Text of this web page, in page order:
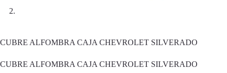
CUBRE ALFOMBRA CAJA CHEVROLET SILVERADO
CUBRE ALFOMBRA CAJA CHEVROLET SILVERADO